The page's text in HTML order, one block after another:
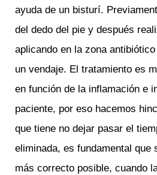
ayuda de un bisturí.
del dedo del pie y después
aplicando en la zona
un vendaje. El tratamiento es
en función de la inflamación e
paciente, por eso hacemos
que tiene no dejar pasar el
eliminada, es fundamental que
más correcto posible, cuando